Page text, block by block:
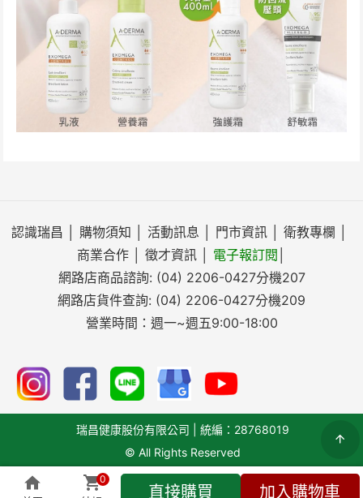
0
直接購買 加入購物車
認識瑞昌 購物須知 活動訊息 門市資訊 衛教專欄
商業合作
徵才資訊 電子報訂閱
網路店商品諮詢: (04) 2206-0427分機207
網路店貨件查詢: (04) 2206-0427分機209
營業時間：週一~週五9:00-18:00
瑞昌健康股份有限公司 | 統編：28768019
© All Rights Reserved